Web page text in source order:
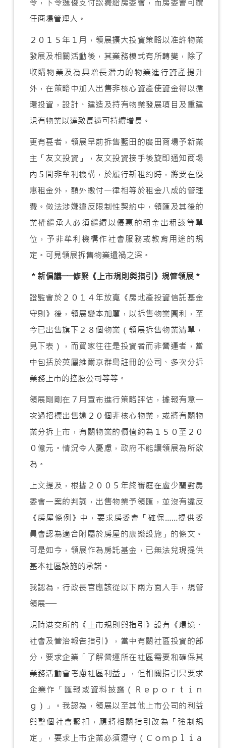
令，下令逸俊支付訟費給房委會，而房委會可續
任商場管理人。
２０１５年１月，領展擴大投資策略以准許物業
發展及相關活動後，其業務模式有所轉變，除了
收購物業及為具增長潛力的物業進行資產提升
外，在策略中加入出售非核心資產使資金得以循
環投資，設計、建造及持有物業發展項目及重建
現有物業以達致長遠可持續增長。
更有甚者，領展早前拆售藍田的廣田商場予新業
主「友文投資」，友文投資接手後旋即通知商場
內５間非牟利機構，於履行新租約時，將要在優
惠租金外，額外繳付一律相等於租金八成的管理
費。做法涉嫌違反限制性契約中，領匯及其後的
業權繼承人必須繼續以優惠的租金出租該等單
位，予非牟利機構作社會服務或教育用途的規
定。可見領展拆售物業遺禍之深。
＊新倡議──修緊《上市規則與指引》規管領展＊
證監會於２０１４年放寬《房地產投資信託基金
守則》後，領展變本加厲，以拆售物業圖利，至
今已出售旗下２８個物業（領展拆售物業清單，
見下表），而買家往往是投資者而非營運者，當
中包括於英屬維爾京群島註冊的公司、多次分拆
業務上市的控股公司等等。
領展剛剛在７月宣布進行策略評估，據報有意一
次過招標出售逾２０個非核心物業，或將有關物
業分拆上市，有關物業的價值約為１５０至２０
０億元。情況令人憂慮，政府不能讓領展為所欲
為。
上文提及，根據２００５年終審庭在盧少蘭對房
委會一案的判詞，出售物業予領匯，並沒有違反
《房屋條例》中，要求房委會「確保……提供委
員會認為適合附屬於房屋的康樂設施」的條文。
可是如今，領展作為房託基金，已無法兌現提供
基本社區設施的承諾。
我認為，行政長官應該從以下兩方面入手，規管
領展──
現時港交所的《上市規則與指引》設有《環境、
社會及管治報告指引》，當中有關社區投資的部
分，要求企業「了解營運所在社區需要和確保其
業務活動會考慮社區利益」，但相關指引只要求
企業作「匯報或資料披露（Ｒｅｐｏｒｔｉｎ
ｇ）」。我認為，領展以至其他上市公司的利益
與整個社會緊扣，應將相關指引改為「強制規
定」，要求上市企業必須遵守（Ｃｏｍｐｌｉａ